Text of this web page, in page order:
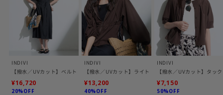
お得な情報をGETできます！！
POINT.1
再入荷通知や、値下げ情報・在庫状況をメルマガにてお知らせ♪
POINT.2
マイページでお気に入り一覧をチェックでき、
自分だけのお買い物リストがつくれる♪
INDIVI
【撥水／UVカット】ベルト付きワンピース
¥16,720
20%OFF
INDIVI
【撥水／UVカット】ライトフーディーブルゾン
¥13,200
40%OFF
INDIVI
【撥水／UVカット】タッ
¥7,150
50%OFF